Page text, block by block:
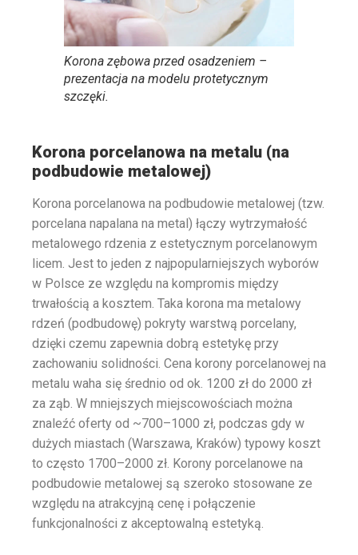
Korona zębowa przed osadzeniem –
prezentacja na modelu protetycznym
szczęki.
Korona porcelanowa na metalu (na
podbudowie metalowej)
Korona porcelanowa na podbudowie metalowej (tzw.
porcelana napalana na metal) łączy wytrzymałość
metalowego rdzenia z estetycznym porcelanowym
licem. Jest to jeden z najpopularniejszych wyborów
w Polsce ze względu na kompromis między
trwałością a kosztem. Taka korona ma metalowy
rdzeń (podbudowę) pokryty warstwą porcelany,
dzięki czemu zapewnia dobrą estetykę przy
zachowaniu solidności. Cena korony porcelanowej na
metalu waha się średnio od ok. 1200 zł do 2000 zł
za ząb. W mniejszych miejscowościach można
znaleźć oferty od ~700–1000 zł, podczas gdy w
dużych miastach (Warszawa, Kraków) typowy koszt
to często 1700–2000 zł. Korony porcelanowe na
podbudowie metalowej są szeroko stosowane ze
względu na atrakcyjną cenę i połączenie
funkcjonalności z akceptowalną estetyką.